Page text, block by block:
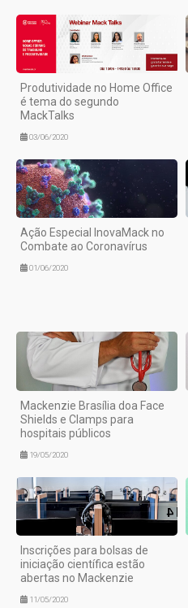
Produtividade no Home Office
é tema do segundo
MackTalks
03/06/2020
Ação Especial InovaMack no
Combate ao Coronavírus
01/06/2020
Mackenzie Brasília doa Face
Shields e Clamps para
hospitais públicos
19/05/2020
Inscrições para bolsas de
iniciação científica estão
abertas no Mackenzie
11/05/2020